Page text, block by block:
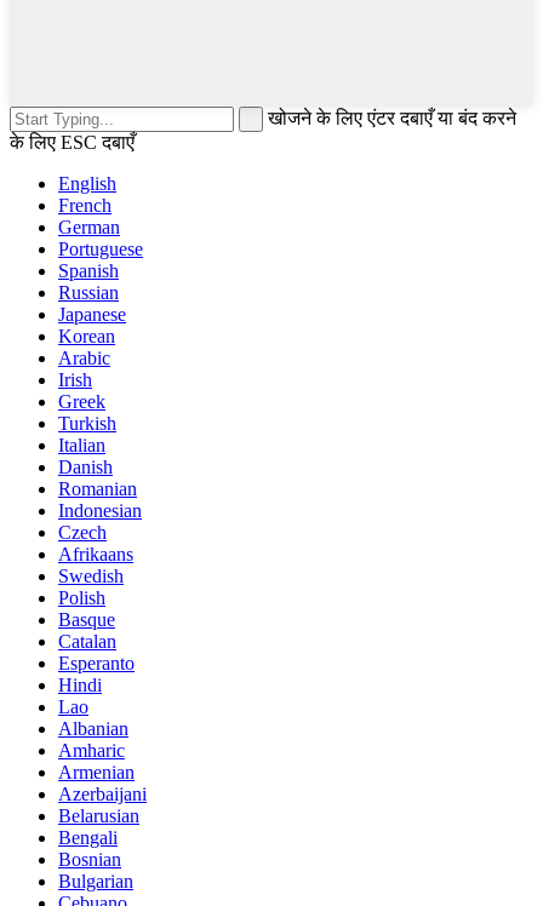
खोजने के लिए एंटर दबाएँ या बंद करने
के लिए ESC दबाएँ
English
French
German
Portuguese
Spanish
Russian
Japanese
Korean
Arabic
Irish
Greek
Turkish
Italian
Danish
Romanian
Indonesian
Czech
Afrikaans
Swedish
Polish
Basque
Catalan
Esperanto
Hindi
Lao
Albanian
Amharic
Armenian
Azerbaijani
Belarusian
Bengali
Bosnian
Bulgarian